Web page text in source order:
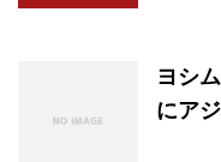
ヨシ
にア